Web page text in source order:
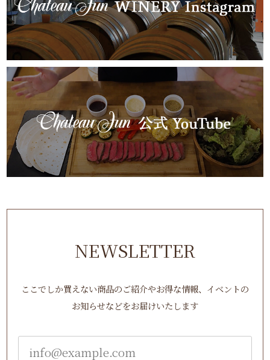
NEWSLETTER
ここでしか買えない商品のご紹介やお得な情報、イベントの
お知らせなどをお届けいたします